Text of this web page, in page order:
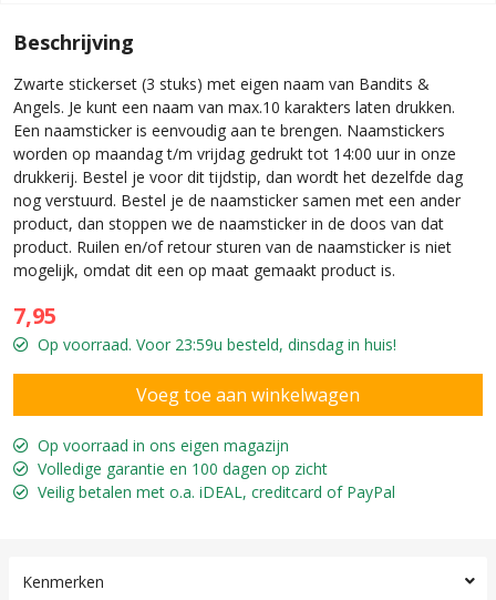
Beschrijving
Zwarte stickerset (3 stuks) met eigen naam van Bandits &
Angels. Je kunt een naam van max.10 karakters laten drukken.
Een naamsticker is eenvoudig aan te brengen. Naamstickers
worden op maandag t/m vrijdag gedrukt tot 14:00 uur in onze
drukkerij. Bestel je voor dit tijdstip, dan wordt het dezelfde dag
nog verstuurd. Bestel je de naamsticker samen met een ander
product, dan stoppen we de naamsticker in de doos van dat
product. Ruilen en/of retour sturen van de naamsticker is niet
mogelijk, omdat dit een op maat gemaakt product is.
7,95
Op voorraad. Voor 23:59u besteld, dinsdag in huis!
Op voorraad in ons eigen magazijn
Volledige garantie en 100 dagen op zicht
Veilig betalen met o.a. iDEAL, creditcard of PayPal
Kenmerken